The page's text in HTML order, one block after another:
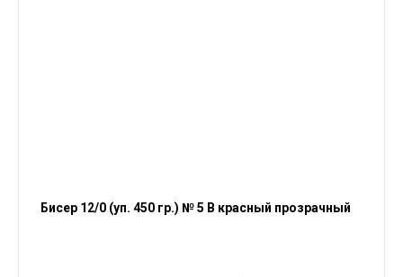
Бисер 12/0 (уп. 450 гр.) № 5 В красный прозрачный